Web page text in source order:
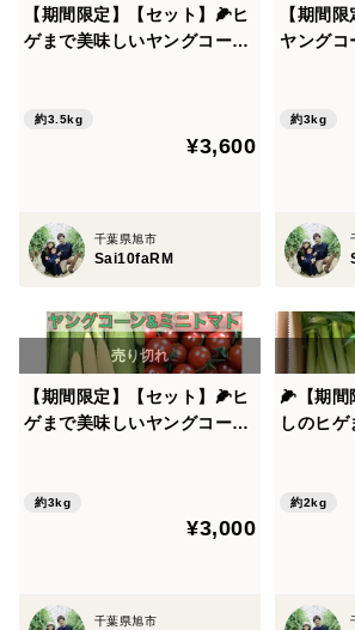
【期間限定】【セット】🌽ヒ
ゲまで美味しいヤングコーン
約3.5kg
¥3,600
千葉県旭市
Sai10faRM
【期間
ヤングコ
約3kg
【期間限定】【セット】🌽ヒ
ゲまで美味しいヤングコーン
約3kg
¥3,000
千葉県旭市
🌽【期間
しのヒ
約2kg